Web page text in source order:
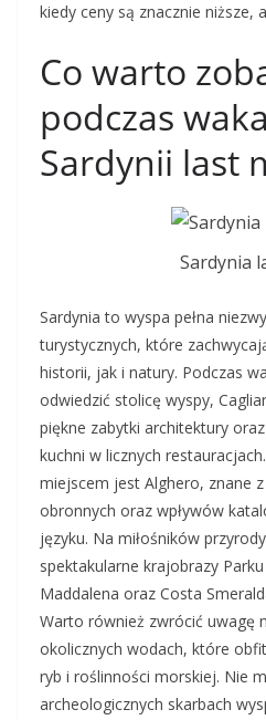
kiedy ceny są znacznie niższe,
Co warto
podczas
Sardynii last
Sardynia
Sardynia to wyspa pełna
turystycznych, które
historii, jak i natury. Podczas
odwiedzić stolicę wyspy,
piękne zabytki architektury
kuchni w licznych
miejscem jest Alghero, znane
obronnych oraz wpływów
języku. Na miłośników
spektakularne krajobrazy
Maddalena oraz Costa
Warto również zwrócić uwagę
okolicznych wodach, które
ryb i roślinności morskiej. Nie
archeologicznych skarbach